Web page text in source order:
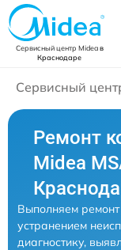
Сервисный центр Mideaв
Краснодаре
Сервисный
Ремонт
Midea
Выполняем
устранением
диагностику,